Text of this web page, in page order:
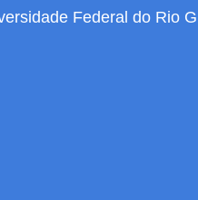
Federal do Rio